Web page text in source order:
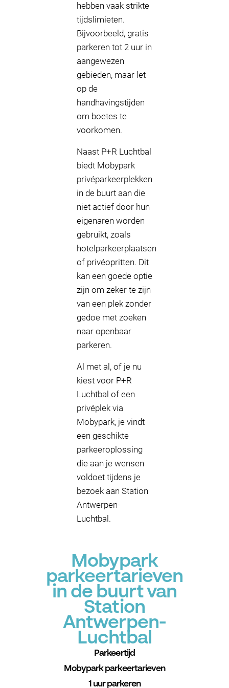
hebben vaak strikte
tijdslimieten.
Bijvoorbeeld, gratis
parkeren tot 2 uur in
aangewezen
gebieden, maar let
op de
handhavingstijden
om boetes te
voorkomen.
Naast P+R Luchtbal
biedt Mobypark
privéparkeerplekken
in de buurt aan die
niet actief door hun
eigenaren worden
gebruikt, zoals
hotelparkeerplaatsen
of privéopritten. Dit
kan een goede optie
zijn om zeker te zijn
van een plek zonder
gedoe met zoeken
naar openbaar
parkeren.
Al met al, of je nu
kiest voor P+R
Luchtbal of een
privéplek via
Mobypark, je vindt
een geschikte
parkeeroplossing
die aan je wensen
voldoet tijdens je
bezoek aan Station
Antwerpen-
Luchtbal.
Mobypark
parkeertarieven
in de buurt van
Station
Antwerpen-
Luchtbal
Parkeertijd
Mobypark parkeertarieven
1 uur parkeren